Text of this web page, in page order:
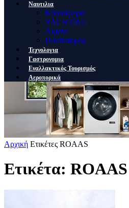
Ναυτιλια
Κρουαζιερα
YACHTING
Λιμανι
Ποντοπορος
Τεχνολογια
Γαστρονομια
Εναλλακτικός Τουρισμός
Αεροπορικά
Αρχική Ετικέτες ROAAS
Ετικέτα: ROAAS